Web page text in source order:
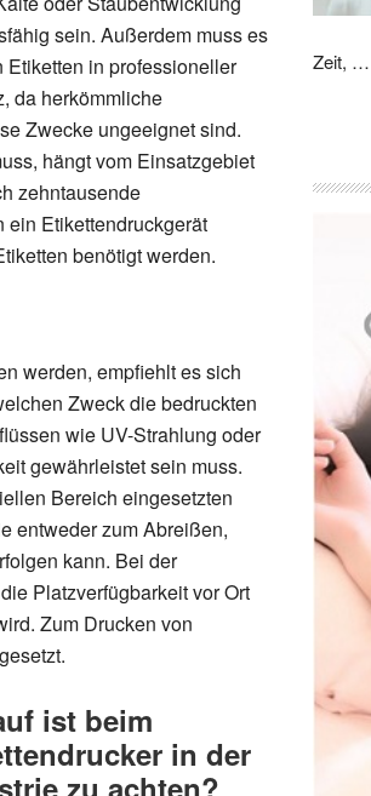
sein. Außerdem muss es
in professioneller
da herkömmliche
Zwecke ungeeignet sind.
hängt vom Einsatzgebiet
zehntausende
ein Etikettendruckgerät
benötigt werden.
werden, empfiehlt es sich
Zweck die bedruckten
wie UV-Strahlung oder
gewährleistet sein muss.
Bereich eingesetzten
entweder zum Abreißen,
kann. Bei der
Platzverfügbarkeit vor Ort
Zum Drucken von
ist beim
in der
zu achten?
Zeit, …